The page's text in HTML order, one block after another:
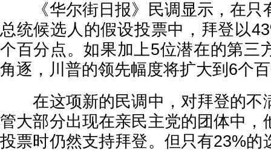
《华尔街日报》民调显示，在只
总统候选人的假设投票中，拜登以
个百分点。如果加上5位潜在的第三
角逐，川普的领先幅度将扩大到6个
在这项新的民调中，对拜登的不
管大部分出现在亲民主党的团体中，
投票时仍然支持拜登。但只有23%的